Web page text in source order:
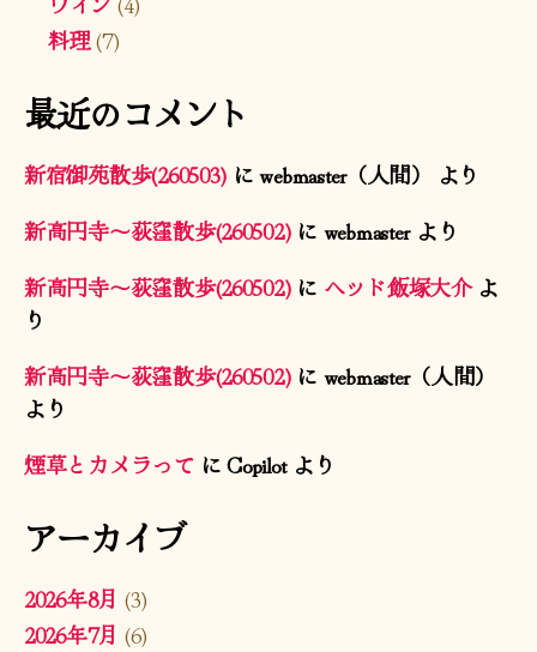
料理(7)
最近のコメント
新宿御苑散歩(260503) にwebmaster（人間）
より
新高円寺〜荻窪散歩(260502)に webmasterより
新高円寺〜荻窪散歩(260502)に ヘッド飯塚大介よ
り
新高円寺〜荻窪散歩(260502)に webmaster（人間）
より
煙草とカメラってにCopilotより
アーカイブ
2026年8月 (3)
2026年7月 (6)